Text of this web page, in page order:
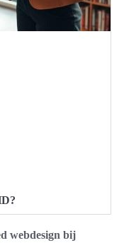
webdesign bij